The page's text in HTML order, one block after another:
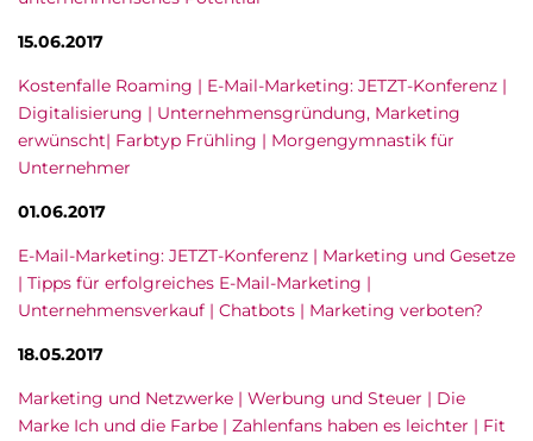
15.06.2017
Kostenfalle Roaming | E-Mail-Marketing: JETZT-Konferenz |
Digitalisierung | Unternehmensgründung, Marketing
erwünscht| Farbtyp Frühling | Morgengymnastik für
Unternehmer
01.06.2017
E-Mail-Marketing: JETZT-Konferenz | Marketing und Gesetze
| Tipps für erfolgreiches E-Mail-Marketing |
Unternehmensverkauf | Chatbots | Marketing verboten?
18.05.2017
Marketing und Netzwerke | Werbung und Steuer | Die
Marke Ich und die Farbe | Zahlenfans haben es leichter | Fit